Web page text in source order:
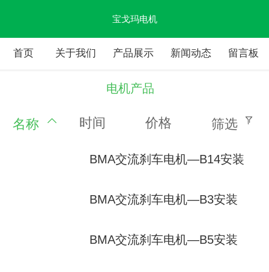
宝戈玛电机
首页 关于我们 产品展示 新闻动态 留言板
电机产品
名称 时间 价格 筛选
BMA交流刹车电机—B14安装
BMA交流刹车电机—B3安装
BMA交流刹车电机—B5安装